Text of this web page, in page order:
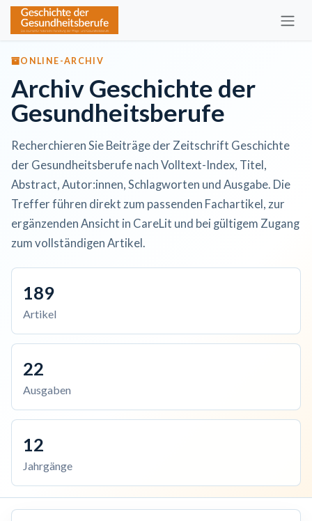
Zum Inhalt springen
ONLINE-ARCHIV
Archiv Geschichte der
Gesundheitsberufe
Recherchieren Sie Beiträge der Zeitschrift Geschichte
der Gesundheitsberufe nach Volltext-Index, Titel,
Abstract, Autor:innen, Schlagworten und Ausgabe. Die
Treffer führen direkt zum passenden Fachartikel, zur
ergänzenden Ansicht in CareLit und bei gültigem Zugang
zum vollständigen Artikel.
189
Artikel
22
Ausgaben
12
Jahrgänge